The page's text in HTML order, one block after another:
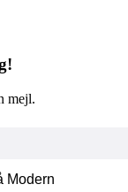
mejl.
Modern